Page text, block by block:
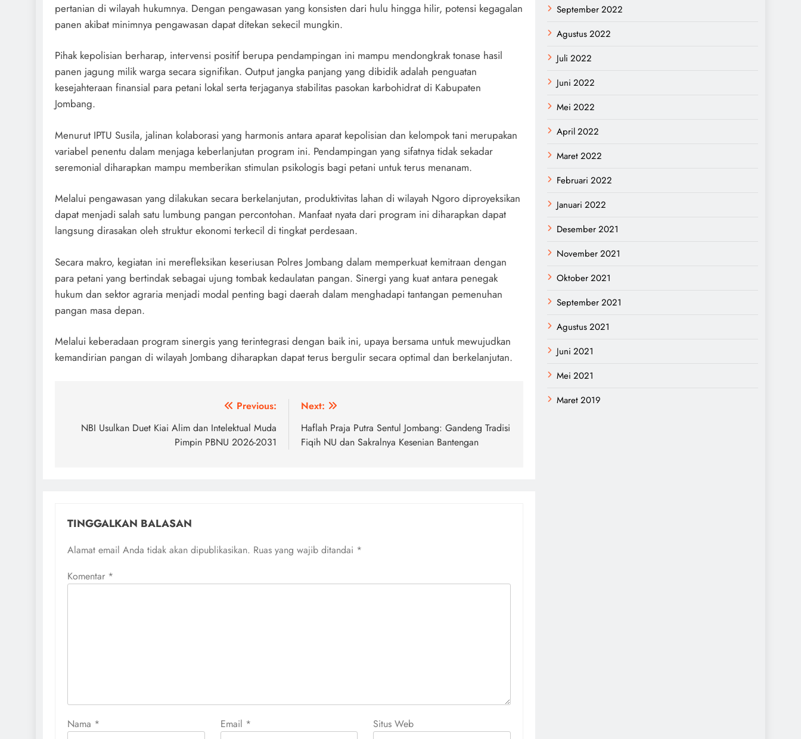
pertanian di wilayah hukumnya. Dengan pengawasan yang konsisten dari hulu hingga hilir, potensi kegagalan
panen akibat minimnya pengawasan dapat ditekan sekecil mungkin.
Pihak kepolisian berharap, intervensi positif berupa pendampingan ini mampu mendongkrak tonase hasil
panen jagung milik warga secara signifikan. Output jangka panjang yang dibidik adalah penguatan
kesejahteraan finansial para petani lokal serta terjaganya stabilitas pasokan karbohidrat di Kabupaten
Jombang.
Menurut IPTU Susila, jalinan kolaborasi yang harmonis antara aparat kepolisian dan kelompok tani merupakan
variabel penentu dalam menjaga keberlanjutan program ini. Pendampingan yang sifatnya tidak sekadar
seremonial diharapkan mampu memberikan stimulan psikologis bagi petani untuk terus menanam.
Melalui pengawasan yang dilakukan secara berkelanjutan, produktivitas lahan di wilayah Ngoro diproyeksikan
dapat menjadi salah satu lumbung pangan percontohan. Manfaat nyata dari program ini diharapkan dapat
langsung dirasakan oleh struktur ekonomi terkecil di tingkat perdesaan.
Secara makro, kegiatan ini merefleksikan keseriusan Polres Jombang dalam memperkuat kemitraan dengan
para petani yang bertindak sebagai ujung tombak kedaulatan pangan. Sinergi yang kuat antara penegak
hukum dan sektor agraria menjadi modal penting bagi daerah dalam menghadapi tantangan pemenuhan
pangan masa depan.
Melalui keberadaan program sinergis yang terintegrasi dengan baik ini, upaya bersama untuk mewujudkan
kemandirian pangan di wilayah Jombang diharapkan dapat terus bergulir secara optimal dan berkelanjutan.
pos
Previous:
NBI Usulkan Duet Kiai Alim dan Intelektual Muda
Pimpin PBNU 2026-2031
Next:
Haflah Praja Putra Sentul Jombang: Gandeng Tradisi
Fiqih NU dan Sakralnya Kesenian Bantengan
TINGGALKAN BALASAN
Alamat email Anda tidak akan dipublikasikan. Ruas yang wajib ditandai *
Komentar *
Nama * Email * Situs Web
September 2022
Agustus 2022
Juli 2022
Juni 2022
Mei 2022
April 2022
Maret 2022
Februari 2022
Januari 2022
Desember 2021
November 2021
Oktober 2021
September 2021
Agustus 2021
Juni 2021
Mei 2021
Maret 2019